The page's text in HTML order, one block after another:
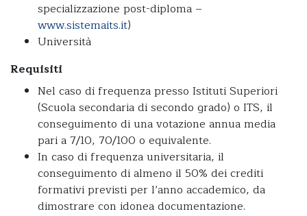
specializzazione post-diploma –
www.sistemaits.it)
Università
Requisiti
Nel caso di frequenza presso Istituti Superiori
(Scuola secondaria di secondo grado) o ITS, il
conseguimento di una votazione annua media
pari a 7/10, 70/100 o equivalente.
In caso di frequenza universitaria, il
conseguimento di almeno il 50% dei crediti
formativi previsti per l’anno accademico, da
dimostrare con idonea documentazione.